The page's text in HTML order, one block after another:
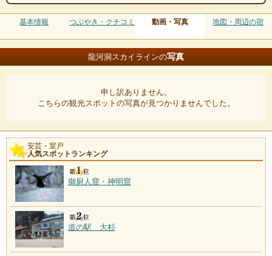
基本情報 つぶやき・クチコミ 動画・写真 地図・周辺の宿
龍河洞スカイラインの写真
申し訳ありません。
こちらの観光スポットの写真が見つかりませんでした。
安芸・室戸
人気スポットランキング
御厨人窟・神明窟
道の駅 大杉